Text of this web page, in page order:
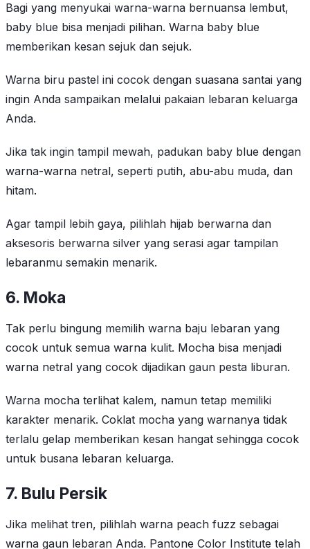
Bagi yang menyukai warna-warna bernuansa lembut,
baby blue bisa menjadi pilihan. Warna baby blue
memberikan kesan sejuk dan sejuk.
Warna biru pastel ini cocok dengan suasana santai yang
ingin Anda sampaikan melalui pakaian lebaran keluarga
Anda.
Jika tak ingin tampil mewah, padukan baby blue dengan
warna-warna netral, seperti putih, abu-abu muda, dan
hitam.
Agar tampil lebih gaya, pilihlah hijab berwarna dan
aksesoris berwarna silver yang serasi agar tampilan
lebaranmu semakin menarik.
6. Moka
Tak perlu bingung memilih warna baju lebaran yang
cocok untuk semua warna kulit. Mocha bisa menjadi
warna netral yang cocok dijadikan gaun pesta liburan.
Warna mocha terlihat kalem, namun tetap memiliki
karakter menarik. Coklat mocha yang warnanya tidak
terlalu gelap memberikan kesan hangat sehingga cocok
untuk busana lebaran keluarga.
7. Bulu Persik
Jika melihat tren, pilihlah warna peach fuzz sebagai
warna gaun lebaran Anda. Pantone Color Institute telah